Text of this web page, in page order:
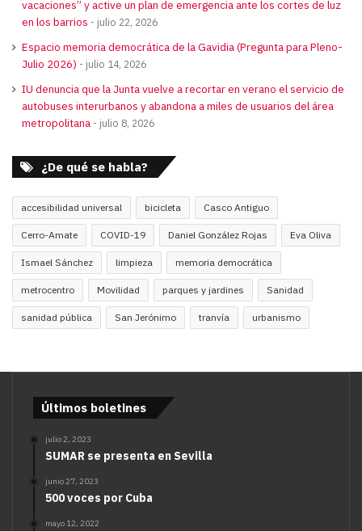
vacaciones” y active un plan de emergencia ante los cortes de luz
en los barrios
julio 22, 2026
Espacio memoria democrática de la Gavidia (Pregunta para Pleno-
Julio 2026)
julio 14, 2026
IU denuncia que la Junta vuelve a recortar en verano el servicio de
autobuses interurbanos y abandona a miles de usuarios del área
metropolitana
julio 8, 2026
¿De qué se habla?
accesibilidad universal bicicleta Casco Antiguo
Cerro-Amate COVID-19 Daniel González Rojas Eva Oliva
Ismael Sánchez limpieza memoria democrática
metrocentro Movilidad parques y jardines Sanidad
sanidad pública San Jerónimo tranvía urbanismo
Últimos boletines
julio 2, 2023
SUMAR se presenta en Sevilla
junio 27, 2023
500 voces por Cuba
mayo 12, 2022